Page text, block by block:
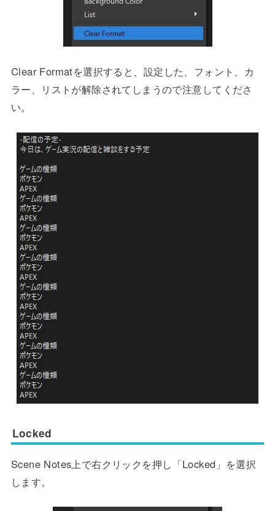
Clear Formatを選択すると、設定した、フォント、カ
ラー、リストが解除されてしまうので注意してくださ
い。
Locked
Scene Notes上で右クリックを押し「Locked」を選択
します。